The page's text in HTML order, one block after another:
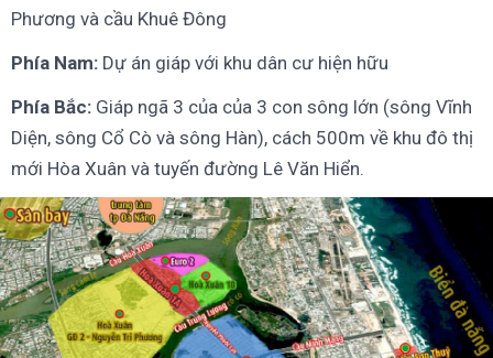
Phương và cầu Khuê Đông
Phía Nam: Dự án giáp với khu dân cư hiện hữu
Phía Bắc: Giáp ngã 3 của của 3 con sông lớn (sông Vĩnh
Diện, sông Cổ Cò và sông Hàn), cách 500m về khu đô thị
mới Hòa Xuân và tuyến đường Lê Văn Hiển.